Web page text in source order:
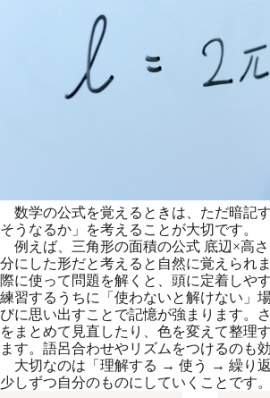
数学の公式を覚えるときは、ただ暗記
そうなるか」を考えることが大切です。
例えば、三角形の面積の公式 底辺×高
分にした形だと考えると自然に覚えられ
際に使って問題を解くと、頭に定着しや
練習するうちに「使わないと解けない」
びに思い出すことで記憶が強まります。
をまとめて見直したり、色を変えて整理
ます。語呂合わせやリズムをつけるのも
大切なのは「理解する → 使う → 繰り返
少しずつ自分のものにしていくことです。